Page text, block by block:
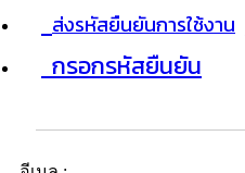
ส่งรหัสยืนยันการใช้งาน
กรอกรหัสยืนยัน